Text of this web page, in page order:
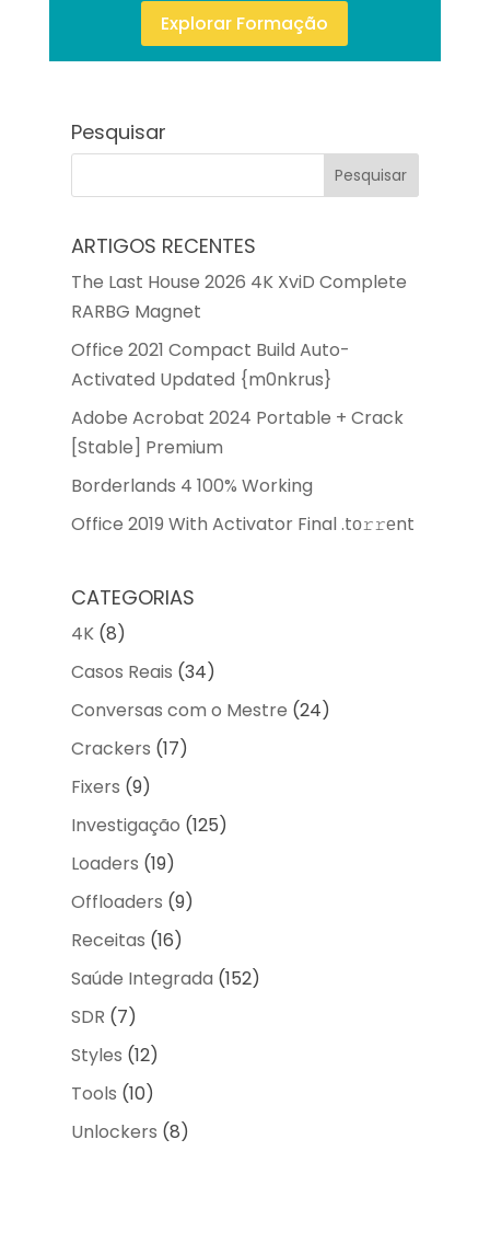
Explorar Formação
Pesquisar
ARTIGOS RECENTES
The Last House 2026 4K XviD Complete
RARBG Magnet
Office 2021 Compact Build Auto-
Activated Updated {m0nkrus}
Adobe Acrobat 2024 Portable + Crack
[Stable] Premium
Borderlands 4 100% Working
Office 2019 With Activator Final .tо𝚛𝚛еnt
CATEGORIAS
4K(8)
Casos Reais (34)
Conversas com o Mestre (24)
Crackers (17)
Fixers (9)
Investigação (125)
Loaders (19)
Offloaders (9)
Receitas (16)
Saúde Integrada (152)
SDR (7)
Styles (12)
Tools (10)
Unlockers (8)